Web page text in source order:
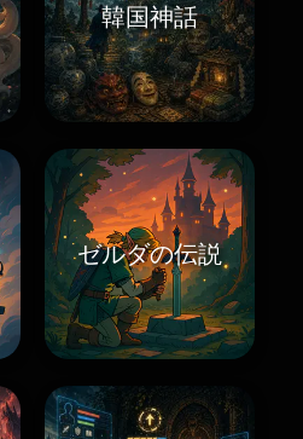
韓国神話
ゼルダの伝説